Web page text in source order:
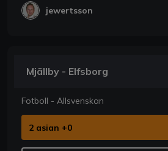
jewertsson
Mjällby - Elfsborg
Fotboll - Allsvenskan
2 asian +0